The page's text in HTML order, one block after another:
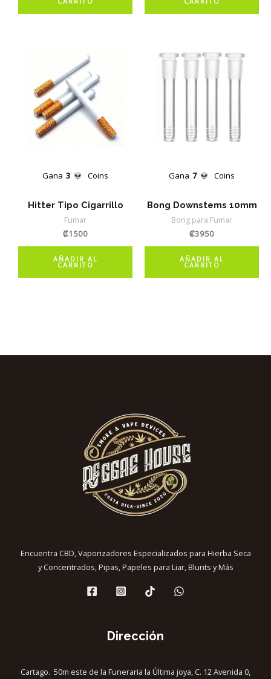
Gana 3 Coins
Hitter Tipo Cigarrillo
Fumar
₡1500
AÑADIR AL
CARRITO
Gana 7 Coins
Bong Downstems 10mm
Bong para Fumar
₡3950
AÑADIR AL
CARRITO
Encuentra CBD, Vaporizadores Especializados para Hierba Seca
y Concentrados, Pipas, Papeles para Liar, Blunts y Más
Dirección
Cartago. 50m este de la Funeraria la Última joya, C. 12 Avenida 0,